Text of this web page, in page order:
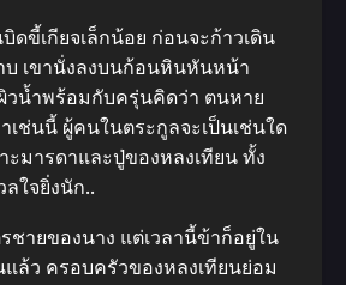
ดขี้เกียจเล็กน้อย ก่อนจะก้าวเดิน
บ เขานั่งลงบนก้อนหินหันหน้า
วน้ำพร้อมกับครุ่นคิดว่า ตนหาย
เช่นนี้ ผู้คนในตระกูลจะเป็นเช่นใด
ะมารดาและปู่ของหลงเทียน ทั้ง
ลใจยิ่งนัก..
ชายของนาง แต่เวลานี้ข้าก็อยู่ใน
แล้ว ครอบครัวของหลงเทียนย่อม